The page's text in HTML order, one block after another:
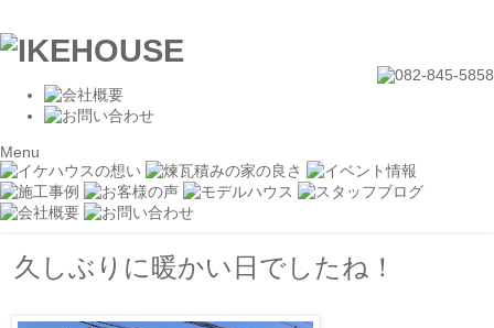
Menu
久しぶりに暖かい日でしたね！